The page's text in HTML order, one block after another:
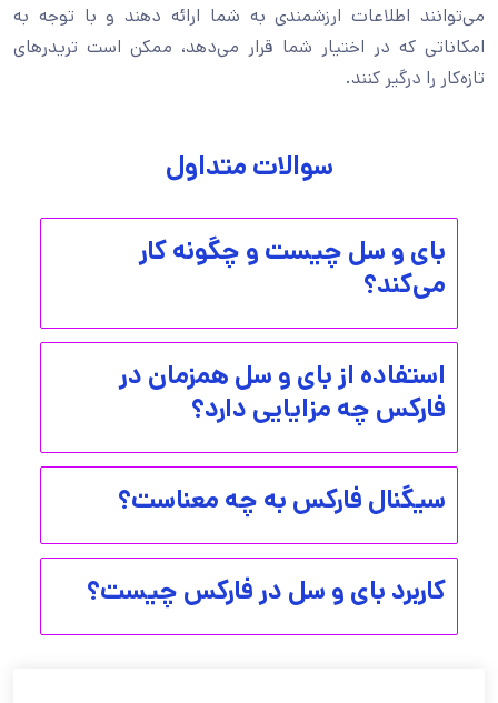
می‌توانند اطلاعات ارزشمندی به شما ارائه دهند و با توجه به
امکاناتی که در اختیار شما قرار می‌دهد، ممکن است تریدرهای
تازه‌کار را درگیر کنند.
سوالات متداول
بای و سل چیست و چگونه کار
می‌کند؟
استفاده از بای و سل همزمان در
فارکس چه مزایایی دارد؟
سیگنال‌ فارکس به چه معناست؟
کاربرد بای و سل در فارکس چیست؟